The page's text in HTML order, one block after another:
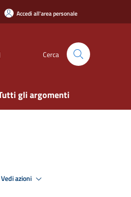
Accedi all'area personale
Cerca
gli argomenti
Vedi azioni